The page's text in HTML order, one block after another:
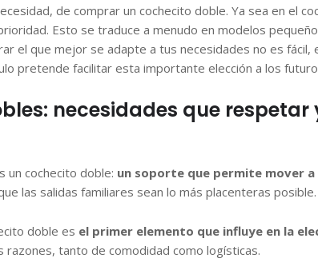
de comprar un cochecito doble. Ya sea en el
Esto se traduce a menudo en modelos
el que mejor se adapte a tus necesidades no es
pretende facilitar esta importante elección a los
necesidades que
un cochecito doble: un soporte que permite mover a
las salidas familiares sean lo más placenteras posible.
doble es el primer elemento que influye en la
razones, tanto de comodidad como logísticas.